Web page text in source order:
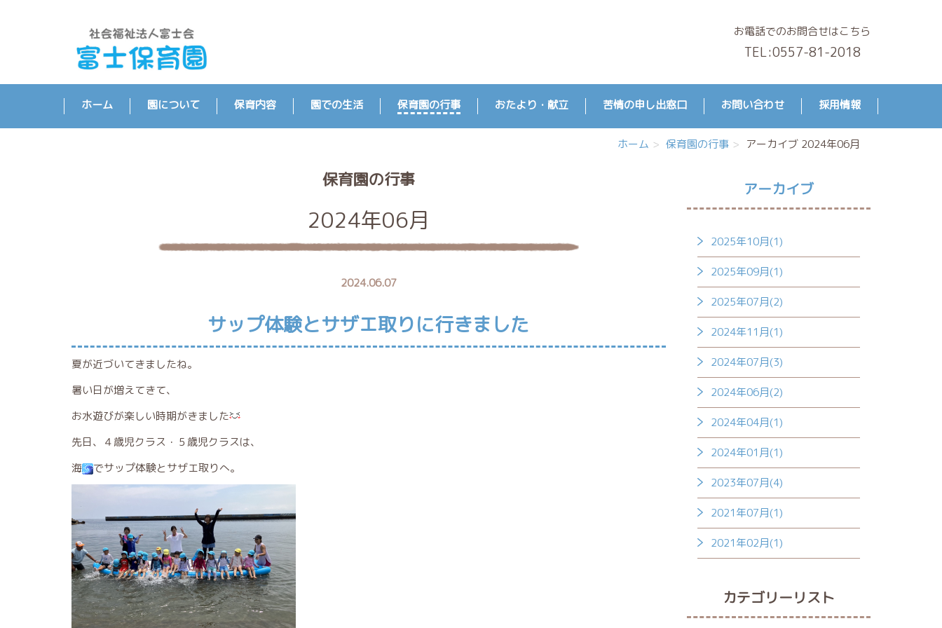
お電話でのお問合せはこちら
TEL:0557-81-2018
ホーム 園について 保育内容 園での生活 保育園の行事 おたより・献立 苦情の申し出窓口 お問い合わせ 採用情報
ホーム 保育園の行事 アーカイブ 2024年06月
保育園の行事
2024年06月
2024.06.07
サップ体験とサザエ取りに行きました
夏が近づいてきましたね。
暑い日が増えてきて、
お水遊びが楽しい時期がきました
先日、４歳児クラス・５歳児クラスは、
海
でサップ体験とサザエ取りへ。
アーカイブ
2025年10月(1)
2025年09月(1)
2025年07月(2)
2024年11月(1)
2024年07月(3)
2024年06月(2)
2024年04月(1)
2024年01月(1)
2023年07月(4)
2021年07月(1)
2021年02月(1)
カテゴリーリスト